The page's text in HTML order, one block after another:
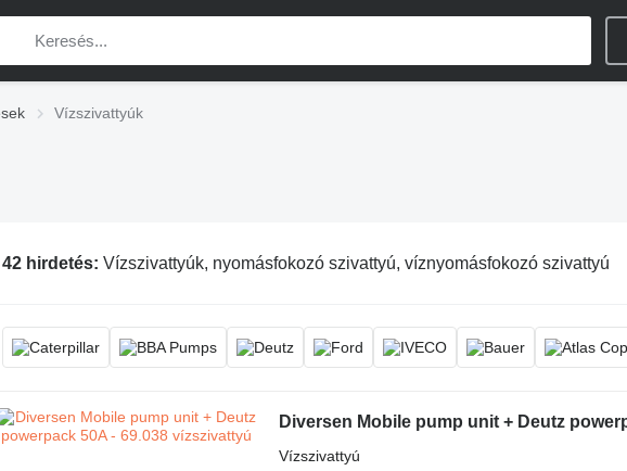
Vízszivattyúk
42 hirdetés: Vízszivattyúk, nyomásfokozó szivattyú, víznyomásfokozó szivattyú
Diversen Mobile pump unit + Deutz
Vízszivattyú